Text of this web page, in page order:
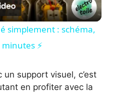
l
a
y
simplement : schéma,
⚡
un support visuel, c’est
en profiter avec la